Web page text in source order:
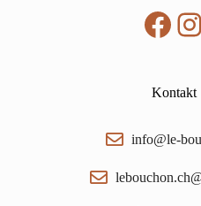
Kontakt
info@le-